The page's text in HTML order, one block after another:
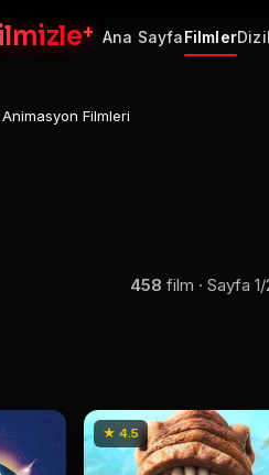
+ Ana SayfaFilmler
Animasyon Filmleri
458 film · Sayfa 1/
★ 4.5